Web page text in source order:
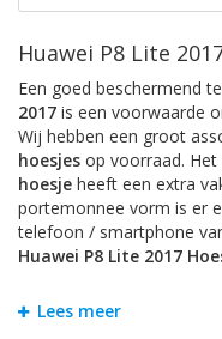
Huawei P8 Lite
Een goed beschermend
2017 is een voorwaarde
Wij hebben een groot
hoesjes op voorraad. Het
hoesje heeft een extra
portemonnee vorm is er
telefoon / smartphone
Huawei P8 Lite 2017
Lees meer